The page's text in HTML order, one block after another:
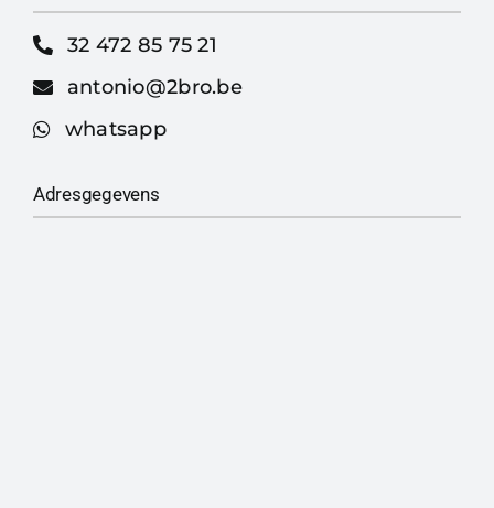
32 472 85 75 21
antonio@2bro.be
whatsapp
Adresgegevens